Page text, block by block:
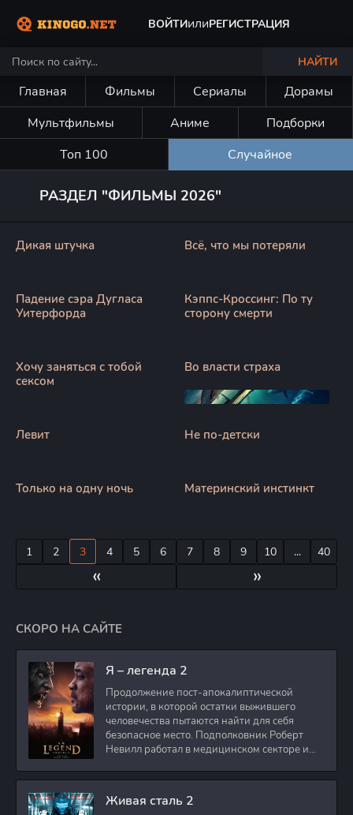
ВОЙТИилиРЕГИСТРАЦИЯ
НАЙТИ
Главная Фильмы Сериалы
Дорамы
Мультфильмы
Аниме
Подборки
Топ 100
Случайное
РАЗДЕЛ "ФИЛЬМЫ 2026"
Дикая штучка Всё, что мы потеряли
Падение сэра Дугласа
Уитерфорда
Кэппс-Кроссинг: По ту
сторону смерти
Хочу заняться с тобой
сексом
Во власти страха
Левит Не по-детски
Только на одну ночь Материнский инстинкт
«
1 2 3 4 5 6 7 8 9 10 ... 40
»
СКОРО НА САЙТЕ
Я – легенда 2
Продолжение пост-апокалиптической
истории, в которой остатки выжившего
человечества пытаются найти для себя
безопасное место. Подполковник Роберт
Невилл работал в медицинском секторе и
Живая сталь 2